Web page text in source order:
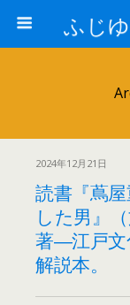
2024年12月21日
読書『蔦
した男』
著―江戸文
解説本。